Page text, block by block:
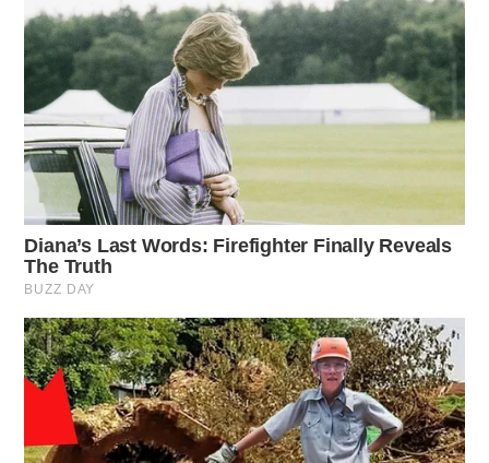
Alberi da frutto:meloepero , per garantire una migliore
produzione.
Rose
: potare per stimolare la crescita di nuovi germogli
vigorosi.
Viti: necessitano di una potatura accurata per
massimizzare la produzione di uva.
Strategie per una potatura efficace
Per eseguire una potatura efficace, è essenziale seguire
alcune linee guida chiave. Ecco alcuni consigli pratici:
➤Un nutrizionista rivela come mangiare le uova per
rafforzare le ossa e prevenire l’osteoporosi
➤Oltre i 60 anni: perché contano meno gli amici e
molto di più queste piccole cose spesso trascurate
➤ Ho analizzato questo esercizio per gli addominali,